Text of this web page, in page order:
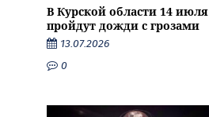
В Курской области 14 июля
пройдут дожди с грозами
13.07.2026
0